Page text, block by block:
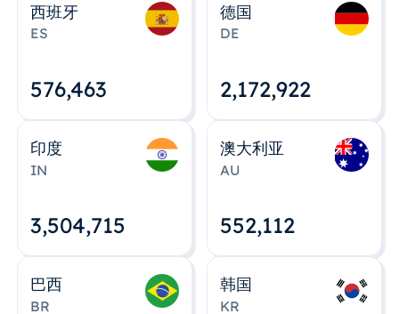
西班牙
ES
576,463
德国
DE
2,172,922
印度
IN
3,504,715
澳大利亚
AU
552,112
巴西
BR
韩国
KR